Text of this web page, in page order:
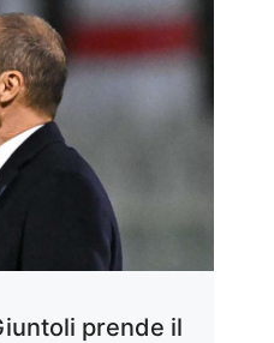
prende il